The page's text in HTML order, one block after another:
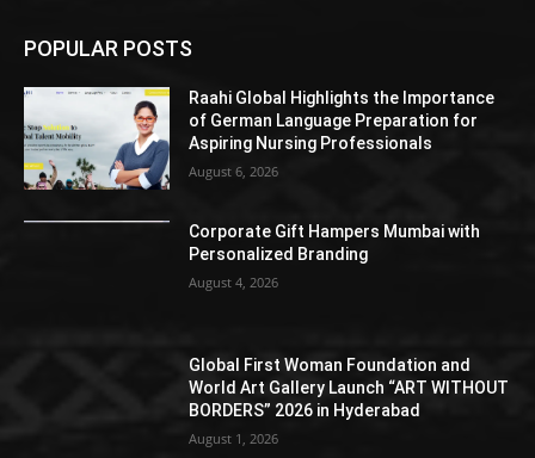
POPULAR POSTS
Raahi Global Highlights the Importance
of German Language Preparation for
Aspiring Nursing Professionals
August 6, 2026
Corporate Gift Hampers Mumbai with
Personalized Branding
August 4, 2026
Global First Woman Foundation and
World Art Gallery Launch “ART WITHOUT
BORDERS” 2026 in Hyderabad
August 1, 2026